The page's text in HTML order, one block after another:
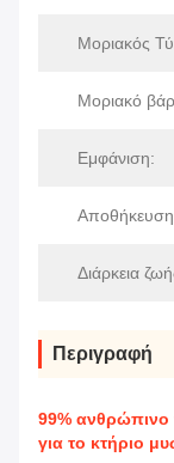
Μοριακός
Μοριακό
Εμφάνιση:
Διάρκεια
Περιγραφή
99% ανθρώπινο
για το κτήριο